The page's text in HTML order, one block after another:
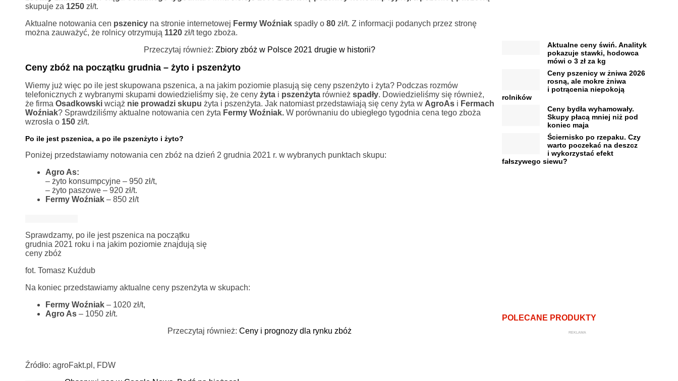
skupuje za 1250zł/t.
Aktualne notowania cen pszenicyna stronie internetowej Fermy Woźniakspadły o 80 zł/t. Z informacji podanych przez stronę
można zauważyć, że rolnicy otrzymują 1120zł/t tego zboża.
Przeczytaj również: Zbiory zbóż w Polsce 2021 drugie w historii?
Ceny zbóż na początku grudnia – żyto i pszenżyto
Wiemy już więc po ile jest skupowana pszenica, a na jakim poziomie plasują się ceny pszenżyto i żyta? Podczas rozmów
telefonicznych z wybranymi skupami dowiedzieliśmy się, że ceny żytai pszenżytarównież spadły. Dowiedzieliśmy się również,
że firma Osadkowskiwciąż nie prowadzi skupu żyta i pszenżyta. Jak natomiast przedstawiają się ceny żyta w AgroAsi Fermach
Woźniak? Sprawdziliśmy aktualne notowania cen żyta Fermy Woźniak. W porównaniu do ubiegłego tygodnia cena tego zboża
wzrosła o 150zł/t.
Po ile jest pszenica, a po ile pszenżyto i żyto?
Poniżej przedstawiamy notowania cen zbóż na dzień 2 grudnia 2021 r. w wybranych punktach skupu:
Agro As:
– żyto konsumpcyjne – 950 zł/t,
– żyto paszowe – 920 zł/t.
Fermy Woźniak– 850 zł/t
Sprawdzamy, po ile jest pszenica na początku
grudnia 2021 roku i na jakim poziomie znajdują się
ceny zbóż
fot. Tomasz Kuźdub
Na koniec przedstawiamy aktualne ceny pszenżyta w skupach:
Fermy Woźniak – 1020 zł/t,
Agro As – 1050 zł/t.
Przeczytaj również: Ceny i prognozy dla rynku zbóż
Źródło: agroFakt.pl, FDW
Aktualne ceny świń. Analityk
pokazuje stawki, hodowca
mówi o 3 zł za kg
Ceny pszenicy w żniwa 2026
rosną, ale mokre żniwa
i potrącenia niepokoją
rolników
Ceny bydła wyhamowały.
Skupy płacą mniej niż pod
koniec maja
Ściernisko po rzepaku. Czy
warto poczekać na deszcz
i wykorzystać efekt
fałszywego siewu?
POLECANE PRODUKTY
REKLAMA